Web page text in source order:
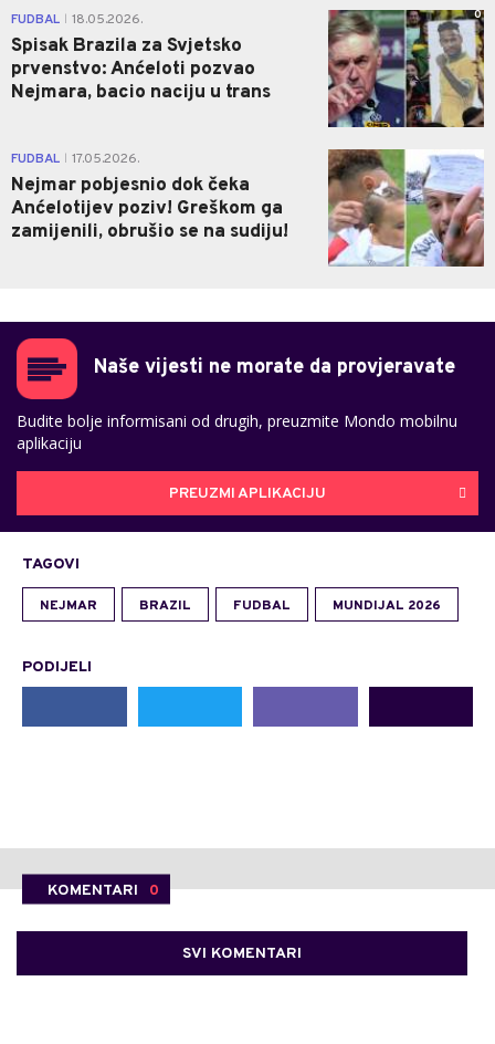
FUDBAL 18.05.2026.
Spisak Brazila za Svjetsko
prvenstvo: Anćeloti pozvao
Nejmara, bacio naciju u trans
0
FUDBAL 17.05.2026.
Nejmar pobjesnio dok čeka
Anćelotijev poziv! Greškom ga
zamijenili, obrušio se na sudiju!
0
Naše vijesti ne morate da provjeravate
Budite bolje informisani od drugih, preuzmite Mondo mobilnu
aplikaciju
PREUZMI APLIKACIJU
TAGOVI
NEJMAR BRAZIL FUDBAL MUNDIJAL 2026
PODIJELI
KOMENTARI 0
SVI KOMENTARI